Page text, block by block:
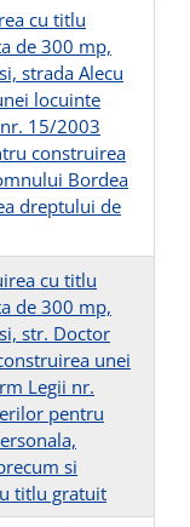
cu titlu
de 300 mp,
strada Alecu
locuinte
15/2003
construirea
Bordea
dreptului de
cu titlu
de 300 mp,
str. Doctor
unei
Legii nr.
pentru
si
titlu gratuit